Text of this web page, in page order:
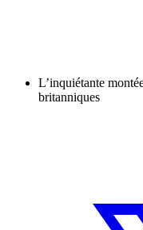
L’inquiétante
britanniques